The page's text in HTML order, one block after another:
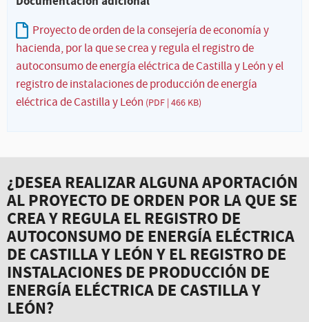
Proyecto de orden de la consejería de economía y
hacienda, por la que se crea y regula el registro de
autoconsumo de energía eléctrica de Castilla y León y el
registro de instalaciones de producción de energía
eléctrica de Castilla y León (PDF | 466 KB)
¿DESEA REALIZAR ALGUNA APORTACIÓN
AL PROYECTO DE ORDEN POR LA QUE SE
CREA Y REGULA EL REGISTRO DE
AUTOCONSUMO DE ENERGÍA ELÉCTRICA
DE CASTILLA Y LEÓN Y EL REGISTRO DE
INSTALACIONES DE PRODUCCIÓN DE
ENERGÍA ELÉCTRICA DE CASTILLA Y
LEÓN?